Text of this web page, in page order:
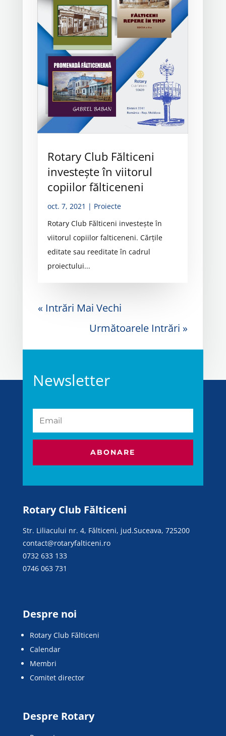
Rotary Club Fălticeni
investește în viitorul
copiilor fălticeneni
oct. 7, 2021 | Proiecte
Rotary Club Fălticeni investește în
viitorul copiilor falticeneni. Cărțile
editate sau reeditate în cadrul
proiectului...
« Intrări Mai Vechi
Următoarele Intrări »
Newsletter
ABONARE
Rotary Club Fălticeni
Str. Liliacului nr. 4, Fălticeni, jud.Suceava, 725200
contact@rotaryfalticeni.ro
0732 633 133
0746 063 731
Despre noi
Rotary Club Fălticeni
Calendar
Membri
Comitet director
Despre Rotary